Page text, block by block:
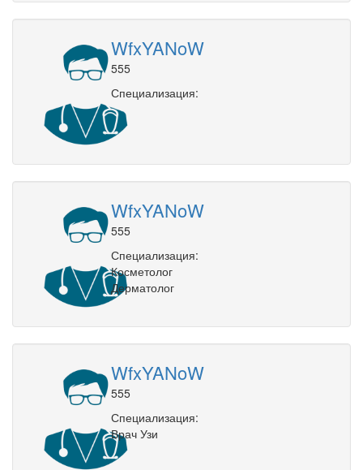
WfxYANoW
555
Специализация:
WfxYANoW
555
Специализация:
Косметолог
Дерматолог
WfxYANoW
555
Специализация:
Врач Узи